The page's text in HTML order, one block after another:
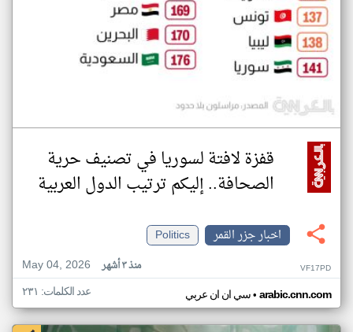
قفزة لافتة لسوريا في تصنيف حرية
الصحافة.. إليكم ترتيب الدول العربية
اخبار جزر القمر
Politics
May 04, 2026
منذ ٣ أشهر VF17PD
سي ان ان عربي• arabic.cnn.com عدد الكلمات: ٢٣١